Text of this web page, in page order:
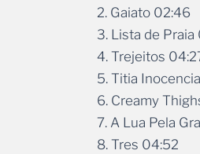
2. Gaiato 02:46
3. Lista de Praia
4. Trejeitos
5. Titia
6. Creamy
7. A Lua Pela
8. Tres 04:52